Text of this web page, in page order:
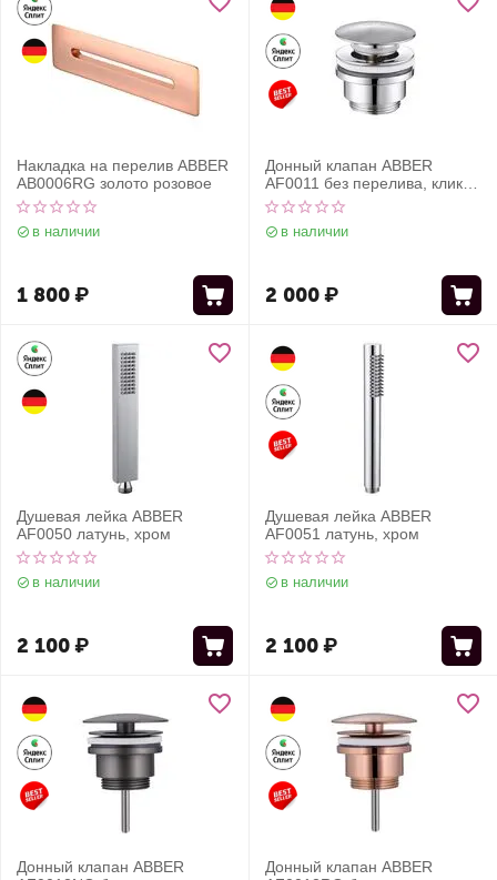
Накладка на перелив ABBER
AB0006RG золото розовое
в наличии
1 800₽
Донный клапан ABBER
AF0011 без перелива, клик-
клак, хром
в наличии
2 000₽
Душевая лейка ABBER
AF0050 латунь, хром
в наличии
2 100₽
Душевая лейка ABBER
AF0051 латунь, хром
в наличии
2 100₽
Донный клапан ABBER
Донный клапан ABBER